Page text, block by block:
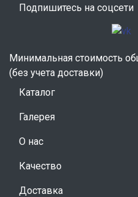
Подпишитесь на соцсети
Минимальная стоимость
(без учета доставки)
Каталог
Галерея
О нас
Качество
Доставка